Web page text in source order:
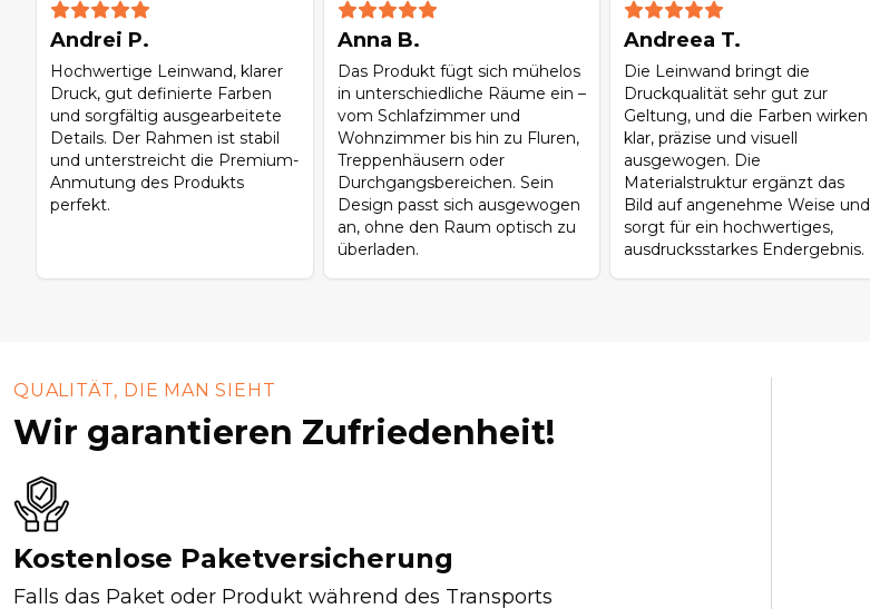
Andrei P.
Hochwertige Leinwand, klarer
Druck, gut definierte Farben
und sorgfältig ausgearbeitete
Details. Der Rahmen ist stabil
und unterstreicht die Premium-
Anmutung des Produkts
perfekt.
Anna B.
Das Produkt fügt sich mühelos
in unterschiedliche Räume ein –
vom Schlafzimmer und
Wohnzimmer bis hin zu Fluren,
Treppenhäusern oder
Durchgangsbereichen. Sein
Design passt sich ausgewogen
an, ohne den Raum optisch zu
überladen.
Andreea T.
Die Leinwand bringt die
Druckqualität sehr gut zur
Geltung, und die Farben wirken
klar, präzise und visuell
ausgewogen. Die
Materialstruktur ergänzt das
Bild auf angenehme Weise und
sorgt für ein hochwertiges,
ausdrucksstarkes Endergebnis.
QUALITÄT, DIE MAN SIEHT
Wir garantieren Zufriedenheit!
Kostenlose Paketversicherung
Falls das Paket oder Produkt während des Transports